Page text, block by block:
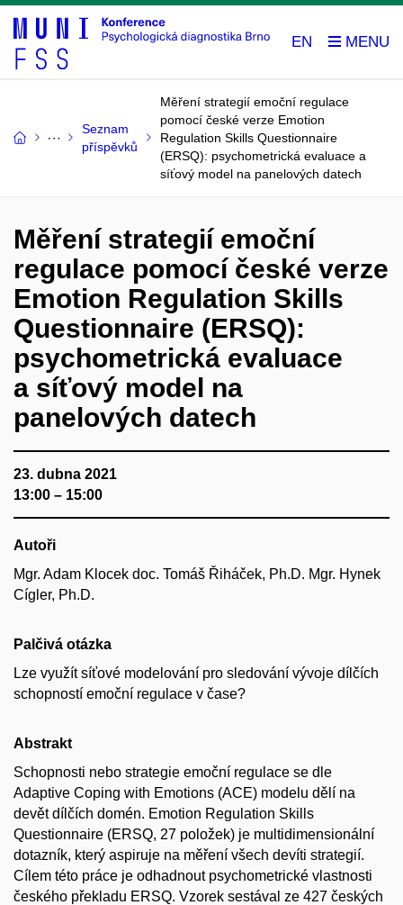
EN
Seznam
příspěvků
Měření strategií emoční regulace
pomocí české verze Emotion
Regulation Skills Questionnaire
(ERSQ): psychometrická evaluace a
síťový model na panelových datech
Měření strategií emoční
regulace pomocí české verze
Emotion Regulation Skills
Questionnaire (ERSQ):
psychometrická evaluace
a síťový model na
panelových datech
23. dubna 2021
13:00 – 15:00
Autoři
Mgr. Adam Klocek doc. Tomáš Řiháček, Ph.D. Mgr. Hynek
Cígler, Ph.D.
Palčivá otázka
Lze využít síťové modelování pro sledování vývoje dílčích
schopností emoční regulace v čase?
Abstrakt
Schopnosti nebo strategie emoční regulace se dle
Adaptive Coping with Emotions (ACE) modelu dělí na
devět dílčích domén. Emotion Regulation Skills
Questionnaire (ERSQ, 27 položek) je multidimensionální
dotazník, který aspiruje na měření všech devíti strategií.
Cílem této práce je odhadnout psychometrické vlastnosti
českého překladu ERSQ. Vzorek sestával ze 427 českých